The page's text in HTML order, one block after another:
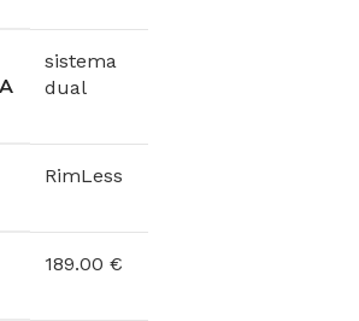
sistema
dual
RimLess
189.00 €